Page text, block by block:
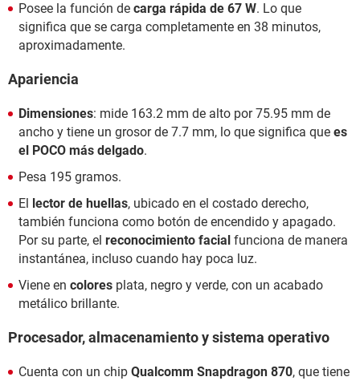
Posee la función de carga rápida de 67 W. Lo que
significa que se carga completamente en 38 minutos,
aproximadamente.
Apariencia
Dimensiones: mide 163.2 mm de alto por 75.95 mm de
ancho y tiene un grosor de 7.7 mm, lo que significa que es
el POCO más delgado.
Pesa 195 gramos.
El
lector de huellas, ubicado en el costado derecho,
también funciona como botón de encendido y apagado.
Por su parte, el reconocimiento facial funciona de manera
instantánea, incluso cuando hay poca luz.
Viene en colores plata, negro y verde, con un acabado
metálico brillante.
Procesador, almacenamiento y sistema operativo
Cuenta con un chip Qualcomm Snapdragon 870, que tiene